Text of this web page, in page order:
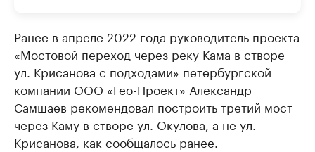
Ранее в апреле 2022 года руководитель проекта
«Мостовой переход через реку Кама в створе
ул. Крисанова с подходами» петербургской
компании ООО «Гео-Проект» Александр
Самшаев рекомендовал построить третий мост
через Каму в створе ул. Окулова, а не ул.
Крисанова, как сообщалось ранее.